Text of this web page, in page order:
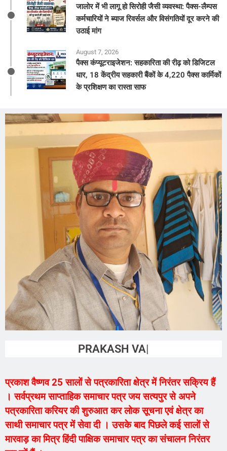
जालोर में भी लागू हो सिरोही जैसी व्यवस्था: पैक्स-लैम्पस
कर्मचारियों ने ब्याज रिवर्सल और विसंगतियों दूर करने की
उठाई मांग
August 7, 2026
पैक्स कंप्यूटराइजेशन: सहकारिता की रीढ़ को डिजिटल
धार, 18 केंद्रीय सहकारी बैंकों के 4,220 पैक्स कार्मिकों
के प्रशिक्षण का रास्ता साफ
PRAKASH VAISHNAV
प्रकाश वैष्णव 25 सालों से पत्रकारिता क्षेत्र में निरंतर सक्रिय हैं
। सर्वप्रथम साप्ताहिक समाचार पत्र जय सत्यपुर से अपने
पत्रकारिता करियर की शुरुआत कर लोक सूचना एवं क्षेत्र का
साथी समाचार पत्र में सेवा दी । उसके बाद पिछले कई सालों से
मारवाड़ का मित्र हिंदी पाक्षिक समाचार पत्र का संचालन निरंतर